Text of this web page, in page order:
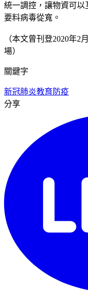
統一調控，讓物資可
要料病毒從寬。
（本文曾刊登2020年2
場）
關鍵字
新冠肺炎教育 防疫
分享